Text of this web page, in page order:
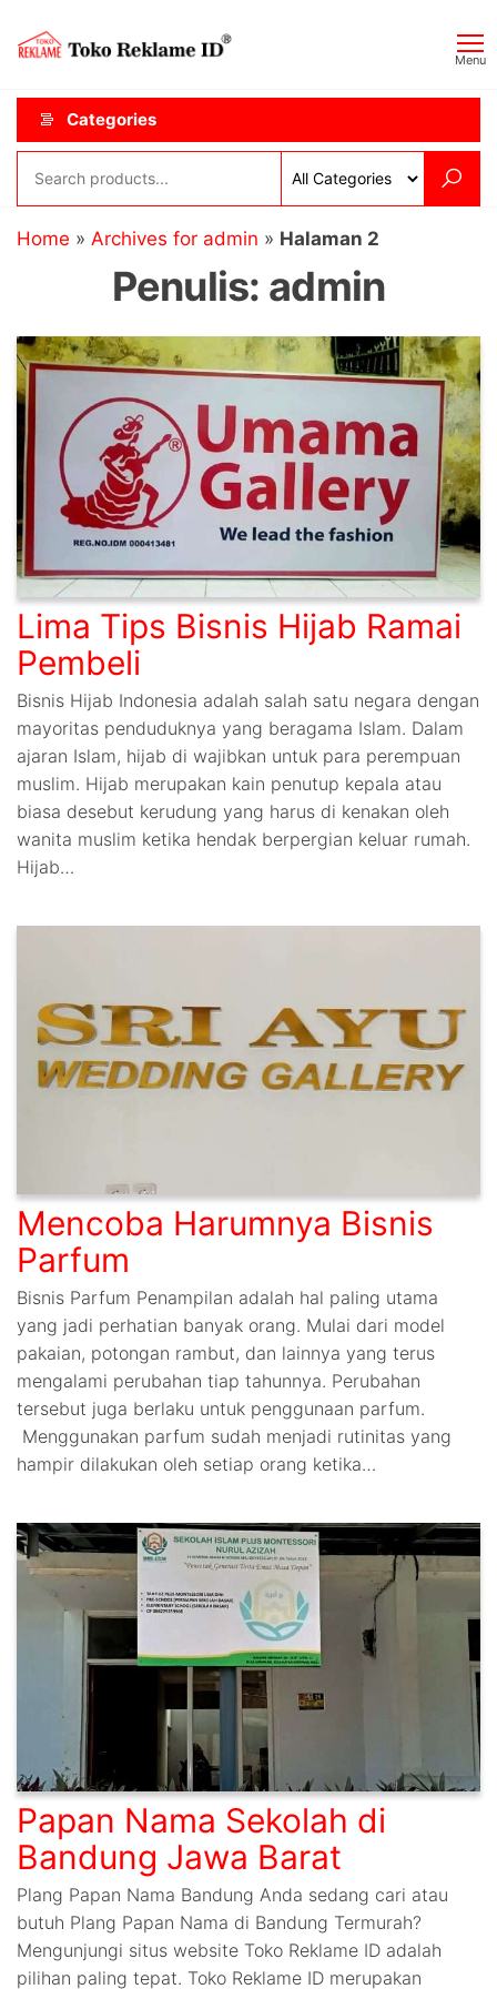
content
ID
Menu
Categories
Home » Archives for admin » Halaman 2
Penulis: admin
Lima Tips Bisnis Hijab Ramai
Pembeli
Bisnis Hijab Indonesia adalah salah satu negara dengan
mayoritas penduduknya yang beragama Islam. Dalam
ajaran Islam, hijab di wajibkan untuk para perempuan
muslim. Hijab merupakan kain penutup kepala atau
biasa desebut kerudung yang harus di kenakan oleh
wanita muslim ketika hendak berpergian keluar rumah.
Hijab…
Mencoba Harumnya Bisnis
Parfum
Bisnis Parfum Penampilan adalah hal paling utama
yang jadi perhatian banyak orang. Mulai dari model
pakaian, potongan rambut, dan lainnya yang terus
mengalami perubahan tiap tahunnya. Perubahan
tersebut juga berlaku untuk penggunaan parfum.
Menggunakan parfum sudah menjadi rutinitas yang
hampir dilakukan oleh setiap orang ketika…
Papan Nama Sekolah di
Bandung Jawa Barat
Plang Papan Nama Bandung Anda sedang cari atau
butuh Plang Papan Nama di Bandung Termurah?
Mengunjungi situs website Toko Reklame ID adalah
pilihan paling tepat. Toko Reklame ID merupakan